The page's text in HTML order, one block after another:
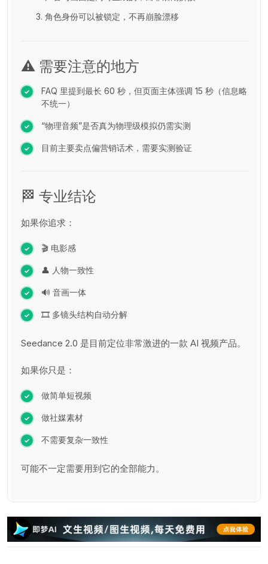
角色身份可以被锁定，不再崩脸漂移
⚠️ 需要注意的地方
FAQ 里提到最长 60 秒，但页面主体强调 15 秒（信息略
不统一）
“物理音频”是否真为物理级模拟仍需实测
目前主要卖点偏营销话术，需要实测验证
🏁 专业结论
如果你追求：
🎬 电影感
👤 人物一致性
🔊 音画一体
🎞 多镜头结构自动分解
Seedance 2.0 是目前定位非常激进的一款 AI 视频产品。
如果你只是：
做简单短视频
做社媒素材
不需要复杂一致性
可能不一定需要用到它的全部能力。